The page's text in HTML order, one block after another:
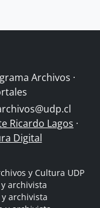
Archivos ·
Ricardo Lagos ·
Digital
y Cultura UDP
archivista
archivista